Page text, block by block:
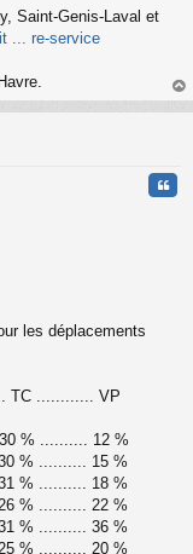
Saint-Genis-Laval et
... re-service
au
les déplacements
TC ............ VP
% .......... 12 %
% .......... 15 %
% .......... 18 %
% .......... 22 %
% .......... 36 %
% .......... 20 %